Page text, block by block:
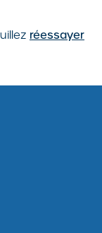
réessayer